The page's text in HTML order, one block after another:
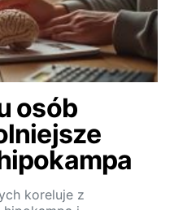
osób
koreluje z